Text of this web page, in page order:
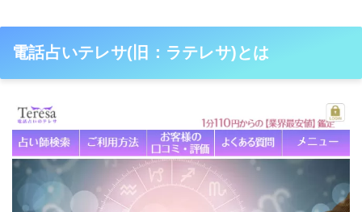
電話占いテレサ(旧：ラテレサ)とは